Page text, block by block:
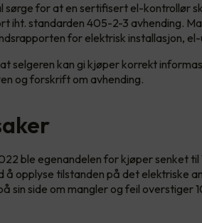
sørge for at en sertifisert el-kontrollør
iht. standarden 405-2-3 avhending.
for elektrisk installasjon,
selgeren kan gi kjøper korrekt
og forskrift om avhending.
ble egenandelen for kjøper senket
å opplyse tilstanden på det elektriske
sin side om mangler og feil overstiger